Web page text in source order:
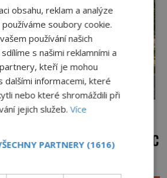
rozjede. Proč
téměř pět tisíc
obsahu, reklam a analýze
soubory cookie.
používání našich
s našimi reklamními a
kteří je mohou
dalšími informacemi, které
nebo které shromáždili při
jejich služeb.Více
PARTNERY (1616)